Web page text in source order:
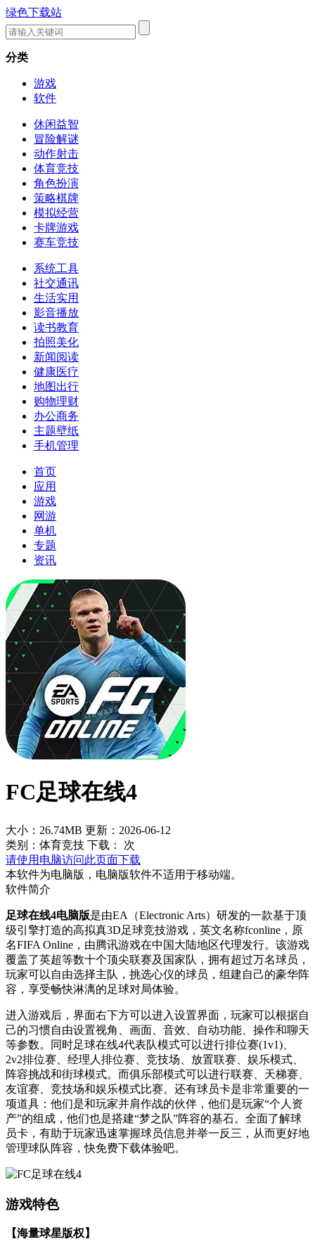
绿色下载站
分类
游戏
软件
休闲益智
冒险解谜
动作射击
体育竞技
角色扮演
策略棋牌
模拟经营
卡牌游戏
赛车竞技
系统工具
社交通讯
生活实用
影音播放
读书教育
拍照美化
新闻阅读
健康医疗
地图出行
购物理财
办公商务
主题壁纸
手机管理
首页
应用
游戏
网游
单机
专题
资讯
FC足球在线4
大小：26.74MB 更新：2026-06-12
类别：体育竞技 下载：
次
请使用电脑访问此页面下载
本软件为电脑版，电脑版软件不适用于移动端。
软件简介
足球在线4电脑版是由EA（Electronic Arts）研发的一款基于顶
级引擎打造的高拟真3D足球竞技游戏，英文名称fconline，原
名FIFA Online，由腾讯游戏在中国大陆地区代理发行。该游戏
覆盖了英超等数十个顶尖联赛及国家队，拥有超过万名球员，
玩家可以自由选择主队，挑选心仪的球员，组建自己的豪华阵
容，享受畅快淋漓的足球对局体验。
进入游戏后，界面右下方可以进入设置界面，玩家可以根据自
己的习惯自由设置视角、画面、音效、自动功能、操作和聊天
等参数。同时足球在线4代表队模式可以进行排位赛(1v1)、
2v2排位赛、经理人排位赛、竞技场、放置联赛、娱乐模式、
阵容挑战和街球模式。而俱乐部模式可以进行联赛、天梯赛、
友谊赛、竞技场和娱乐模式比赛。还有球员卡是非常重要的一
项道具：他们是和玩家并肩作战的伙伴，他们是玩家“个人资
产”的组成，他们也是搭建“梦之队”阵容的基石。全面了解球
员卡，有助于玩家迅速掌握球员信息并举一反三，从而更好地
管理球队阵容，快免费下载体验吧。
游戏特色
【海量球星版权】